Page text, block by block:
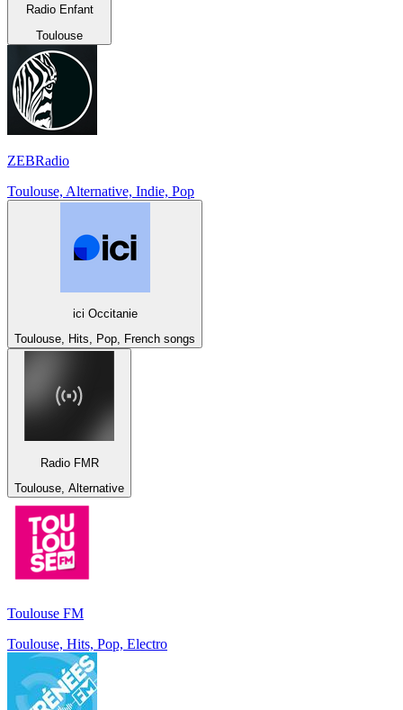
Radio Enfant
Toulouse
ZEBRadio
Toulouse, Alternative, Indie, Pop
ici Occitanie
Toulouse, Hits, Pop, French songs
Radio FMR
Toulouse, Alternative
Toulouse FM
Toulouse, Hits, Pop, Electro